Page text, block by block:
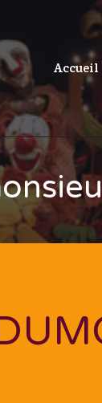
Accueil